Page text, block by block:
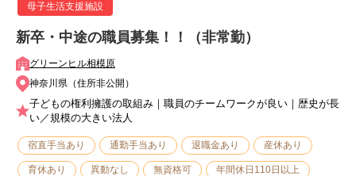
母子生活支援施設
新卒・中途の職員募集！！（非常勤）
グリーンヒル相模原
神奈川県（住所非公開）
子どもの権利擁護の取組み｜職員のチームワークが良い｜歴史が長
い／規模の大きい法人
宿直手当あり 通勤手当あり 退職金あり 産休あり
育休あり 異動なし 無資格可 年間休日110日以上